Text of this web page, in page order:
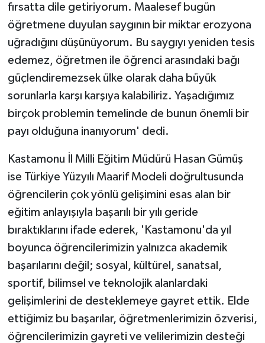
fırsatta dile getiriyorum. Maalesef bugün
öğretmene duyulan saygının bir miktar erozyona
uğradığını düşünüyorum. Bu saygıyı yeniden tesis
edemez, öğretmen ile öğrenci arasındaki bağı
güçlendiremezsek ülke olarak daha büyük
sorunlarla karşı karşıya kalabiliriz. Yaşadığımız
birçok problemin temelinde de bunun önemli bir
payı olduğuna inanıyorum' dedi.
Kastamonu İl Milli Eğitim Müdürü Hasan Gümüş
ise Türkiye Yüzyılı Maarif Modeli doğrultusunda
öğrencilerin çok yönlü gelişimini esas alan bir
eğitim anlayışıyla başarılı bir yılı geride
bıraktıklarını ifade ederek, 'Kastamonu'da yıl
boyunca öğrencilerimizin yalnızca akademik
başarılarını değil; sosyal, kültürel, sanatsal,
sportif, bilimsel ve teknolojik alanlardaki
gelişimlerini de desteklemeye gayret ettik. Elde
ettiğimiz bu başarılar, öğretmenlerimizin özverisi,
öğrencilerimizin gayreti ve velilerimizin desteği